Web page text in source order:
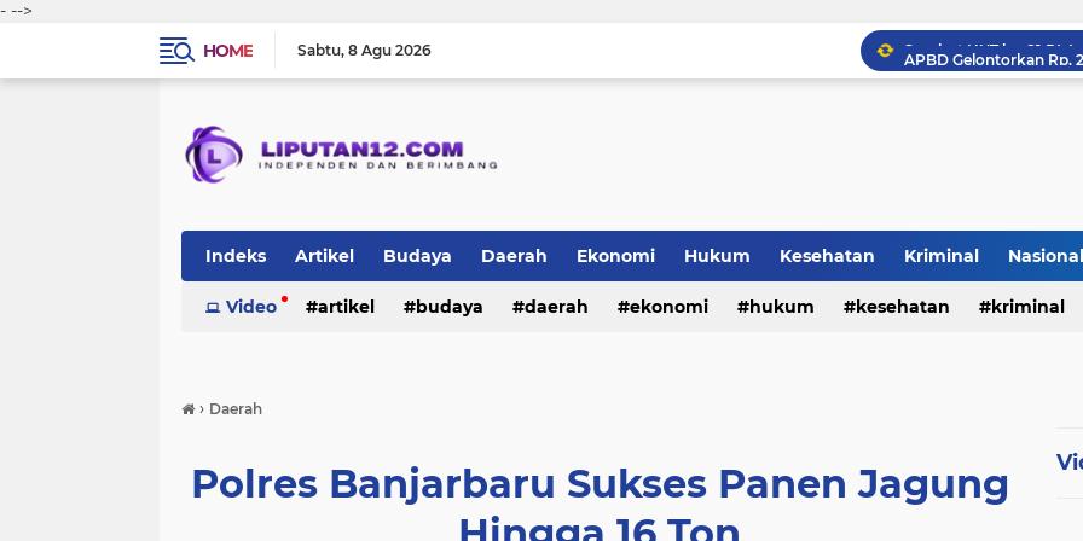
- -->
HOME
Sabtu 8 Agu 2026
Polresta Cirebon Sita
Indeks Artikel Budaya Daerah Ekonomi Hukum Kesehatan Kriminal Nasional
Peristiwa Politik TNI-Polri sosial
Video artikel budaya daerah ekonomi hukum kesehatan kriminal
› Daerah
Polres Banjarbaru Sukses Panen Jagung